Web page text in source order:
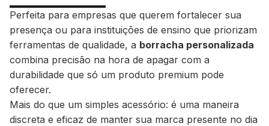
Perfeita para empresas que querem fortalecer sua
presença ou para instituições de ensino que priorizam
ferramentas de qualidade, a borracha personalizada
combina precisão na hora de apagar com a
durabilidade que só um produto premium pode
oferecer.
Mais do que um simples acessório: é uma maneira
discreta e eficaz de manter sua marca presente no dia